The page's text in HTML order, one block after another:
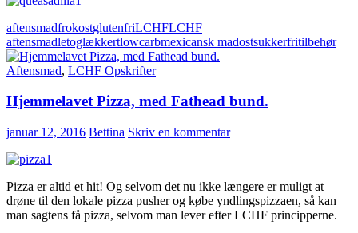
aftensmadfrokostglutenfriLCHFLCHF
aftensmadletoglækkertlowcarbmexicansk madostsukkerfritilbehør
Aftensmad, LCHF Opskrifter
Hjemmelavet Pizza, med Fathead bund.
januar 12, 2016 Bettina Skriv en kommentar
Pizza er altid et hit! Og selvom det nu ikke længere er muligt at
drøne til den lokale pizza pusher og købe yndlingspizzaen, så kan
man sagtens få pizza, selvom man lever efter LCHF principperne.